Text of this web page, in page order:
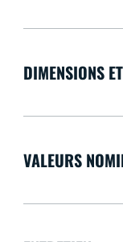
DIMENSIONS
VALEURS